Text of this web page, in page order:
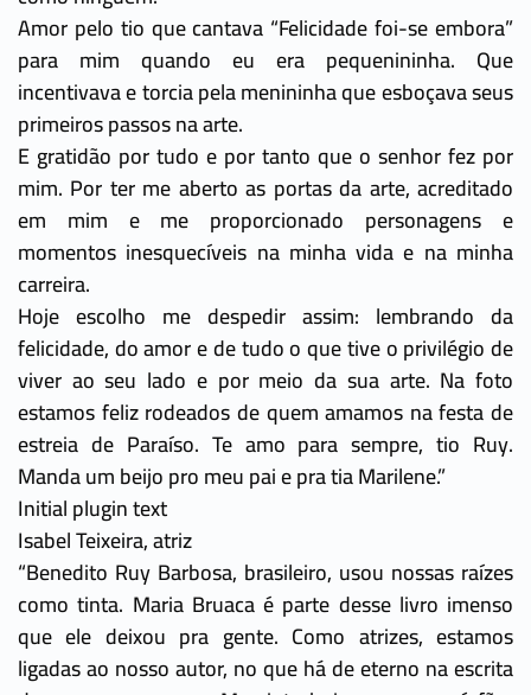
Amor pelo tio que cantava “Felicidade foi-se embora”
para mim quando eu era pequenininha. Que
incentivava e torcia pela menininha que esboçava seus
primeiros passos na arte.
E gratidão por tudo e por tanto que o senhor fez por
mim. Por ter me aberto as portas da arte, acreditado
em mim e me proporcionado personagens e
momentos inesquecíveis na minha vida e na minha
carreira.
Hoje escolho me despedir assim: lembrando da
felicidade, do amor e de tudo o que tive o privilégio de
viver ao seu lado e por meio da sua arte. Na foto
estamos feliz rodeados de quem amamos na festa de
estreia de Paraíso. Te amo para sempre, tio Ruy.
Manda um beijo pro meu pai e pra tia Marilene.”
Initial plugin text
Isabel Teixeira, atriz
“Benedito Ruy Barbosa, brasileiro, usou nossas raízes
como tinta. Maria Bruaca é parte desse livro imenso
que ele deixou pra gente. Como atrizes, estamos
ligadas ao nosso autor, no que há de eterno na escrita